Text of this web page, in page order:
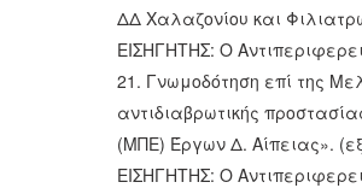
ΔΔ Χαλαζονίου και
ΕΙΣΗΓΗΤΗΣ: Ο
21. Γνωμοδότηση επί της
αντιδιαβρωτικής
(ΜΠΕ) Έργων Δ. Αίπειας».
ΕΙΣΗΓΗΤΗΣ: Ο